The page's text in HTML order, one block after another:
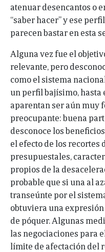
atenuar desencantos o
“saber hacer” y ese
parecen bastar en esta
Alguna vez fue el
relevante, pero
como el sistema
un perfil bajísimo, hasta
aparentan ser aún muy
preocupante: buena
desconoce los
el efecto de los recortes
presupuestales,
propios de la
probable que si una al
transeúnte por el
obtuviera una
de póquer. Algunas
las negociaciones para
límite de afectación del